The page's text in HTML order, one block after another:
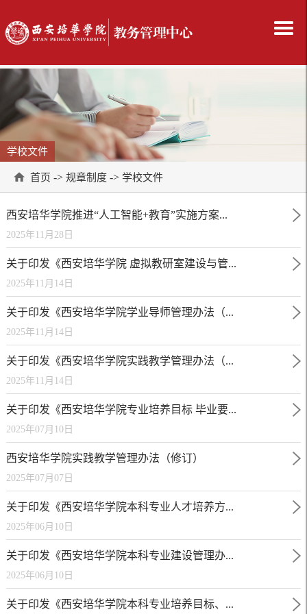
学校文件
首页 -> 规章制度 -> 学校文件
西安培华学院推进“人工智能+教育”实施方案...
2025年11月28日
关于印发《西安培华学院 虚拟教研室建设与管...
2025年11月14日
关于印发《西安培华学院学业导师管理办法（...
2025年11月14日
关于印发《西安培华学院实践教学管理办法（...
2025年11月14日
关于印发《西安培华学院专业培养目标 毕业要...
2025年07月10日
西安培华学院实践教学管理办法（修订）
2025年07月07日
关于印发《西安培华学院本科专业人才培养方...
2025年06月10日
关于印发《西安培华学院本科专业建设管理办...
2025年06月10日
关于印发《西安培华学院本科专业培养目标、...